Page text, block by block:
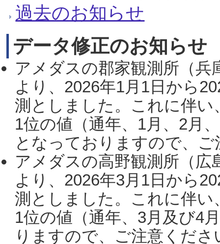
過去のお知らせ
データ修正のお知らせ
アメダスの郡家観測所（
より、2026年1月1日から
測としました。これに伴い
1位の値（通年、1月、2月
となっておりますので、
アメダスの高野観測所（
より、2026年3月1日から
測としました。これに伴い
1位の値（通年、3月及び4
りますので、ご注意くだ